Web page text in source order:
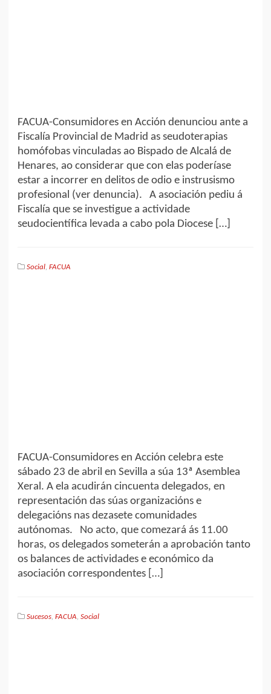
FACUA-Consumidores en Acción denunciou ante a
Fiscalía Provincial de Madrid as seudoterapias
homófobas vinculadas ao Bispado de Alcalá de
Henares, ao considerar que con elas poderíase
estar a incorrer en delitos de odio e instrusismo
profesional (ver denuncia). A asociación pediu á
Fiscalía que se investigue a actividade
seudocientífica levada a cabo pola Diocese […]
Social, FACUA
FACUA-Consumidores en Acción celebra este
sábado 23 de abril en Sevilla a súa 13ª Asemblea
Xeral. A ela acudirán cincuenta delegados, en
representación das súas organizacións e
delegacións nas dezasete comunidades
autónomas. No acto, que comezará ás 11.00
horas, os delegados someterán a aprobación tanto
os balances de actividades e económico da
asociación correspondentes […]
Sucesos, FACUA, Social